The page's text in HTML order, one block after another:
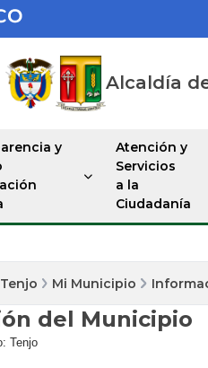
Alcaldía
y
Atención y
Servicios
a la
Ciudadanía
Mi Municipio
del Municipio
Tenjo​